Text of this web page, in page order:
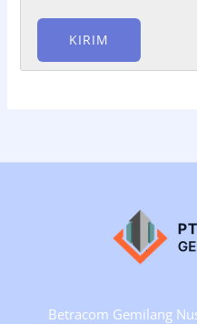
Betracom Gemilang